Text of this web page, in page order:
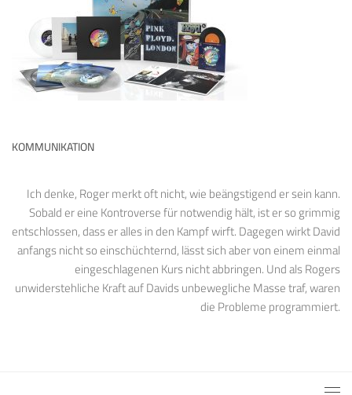
KOMMUNIKATION
Ich denke, Roger merkt oft nicht, wie beängstigend er sein kann.
Sobald er eine Kontroverse für notwendig hält, ist er so grimmig
entschlossen, dass er alles in den Kampf wirft. Dagegen wirkt David
anfangs nicht so einschüchternd, lässt sich aber von einem einmal
eingeschlagenen Kurs nicht abbringen. Und als Rogers
unwiderstehliche Kraft auf Davids unbewegliche Masse traf, waren
die Probleme programmiert.